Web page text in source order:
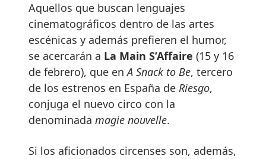
Aquellos que buscan lenguajes
cinematográficos dentro de las artes
escénicas y además prefieren el humor,
se acercarán a La Main S’Affaire (15 y 16
de febrero), que enA Snack to Be, tercero
de los estrenos en España de Riesgo,
conjuga el nuevo circo con la
denominada magie nouvelle.
Si los aficionados circenses son, además,